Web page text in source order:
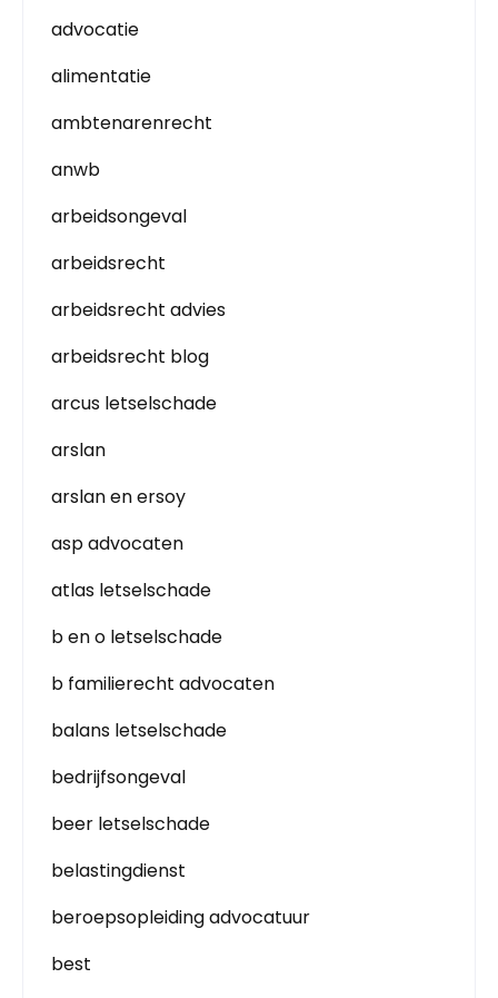
advocatie
alimentatie
ambtenarenrecht
anwb
arbeidsongeval
arbeidsrecht
arbeidsrecht advies
arbeidsrecht blog
arcus letselschade
arslan
arslan en ersoy
asp advocaten
atlas letselschade
b en o letselschade
b familierecht advocaten
balans letselschade
bedrijfsongeval
beer letselschade
belastingdienst
beroepsopleiding advocatuur
best